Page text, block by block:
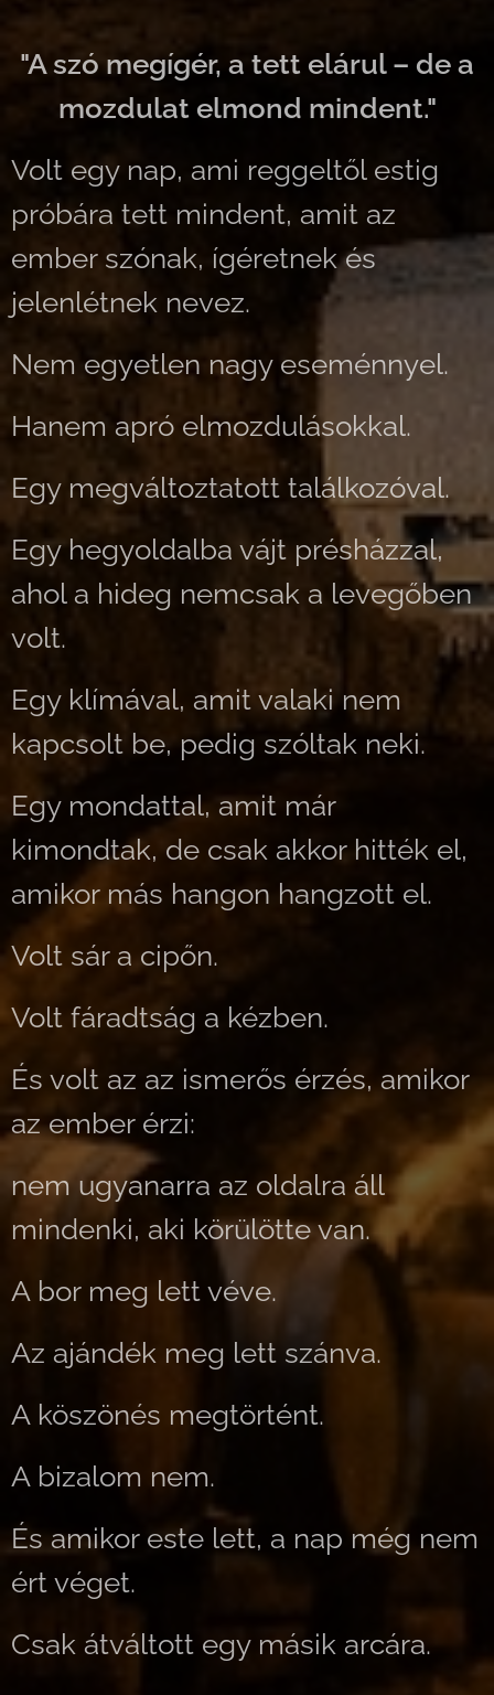
"A szó megígér, a tett elárul – de a
mozdulat elmond mindent."
Volt egy nap, ami reggeltől estig
próbára tett mindent, amit az
ember szónak, ígéretnek és
jelenlétnek nevez.
Nem egyetlen nagy eseménnyel.
Hanem apró elmozdulásokkal.
Egy megváltoztatott találkozóval.
Egy hegyoldalba vájt présházzal,
ahol a hideg nemcsak a levegőben
volt.
Egy klímával, amit valaki nem
kapcsolt be, pedig szóltak neki.
Egy mondattal, amit már
kimondtak, de csak akkor hitték el,
amikor más hangon hangzott el.
Volt sár a cipőn.
Volt fáradtság a kézben.
És volt az az ismerős érzés, amikor
az ember érzi:
nem ugyanarra az oldalra áll
mindenki, aki körülötte van.
A bor meg lett véve.
Az ajándék meg lett szánva.
A köszönés megtörtént.
A bizalom nem.
És amikor este lett, a nap még nem
ért véget.
Csak átváltott egy másik arcára.